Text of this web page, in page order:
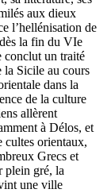
aux dieux
l’hellénisation de
la fin du VIe
conclut un traité
la Sicile au cours
dans la
de la culture
allèrent
à Délos, et
cultes orientaux,
Grecs et
plein gré, la
une ville